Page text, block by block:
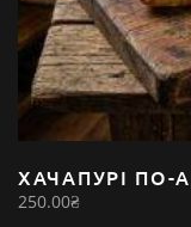
ХАЧАПУРІ ПО-
250.00₴